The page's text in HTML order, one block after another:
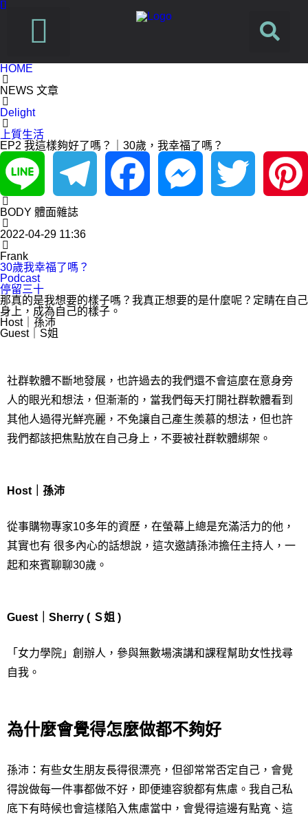
HOME
NEWS 文章
Delight
上質生活
EP2 我這樣夠好了嗎？｜30歲，我幸福了嗎？
Line Telegram Facebook MessengerTwitter
Pinterest
BODY 體面雜誌
2022-04-29 11:36
Frank
30歲我幸福了嗎？
Podcast
停留三十
那真的是我想要的樣⼦嗎？我真正想要的是什麼呢？定睛在自己
身上，成為自己的樣⼦。
Host｜孫沛
Guest｜S姐
社群軟體不斷地發展，也許過去的我們還不會這麼在意身旁
人的眼光和想法，但漸漸的，當我們每天打開社群軟體看到
其他人過得光鮮亮麗，不免讓自己產生羨慕的想法，但也許
我們都該把焦點放在自己身上，不要被社群軟體綁架。
Host｜孫沛
從事購物專家10多年的資歷，在螢幕上總是充滿活力的他，
其實也有 很多內心的話想說，這次邀請孫沛擔任主持人，一
起和來賓聊聊30歲。
Guest｜Sherry ( Ｓ姐 )
「女力學院」創辦人，參與無數場演講和課程幫助女性找尋
自我。
為什麼會覺得怎麼做都不夠好
孫沛 ：有些女生朋友長得很漂亮，但卻常常否定自己，會覺
得說做每一件事都做不好，即便連容貌都有焦慮。我自己私
底下有時候也會這樣陷入焦慮當中，會覺得這邊有點寬、這